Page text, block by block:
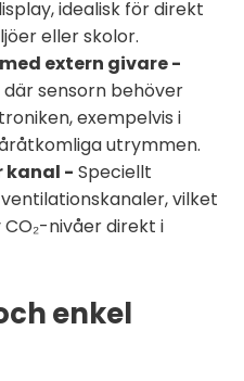
idealisk för direkt
eller skolor.
extern givare -
sensorn behöver
exempelvis i
utrymmen.
kanal - Speciellt
vilket
nivåer direkt i
enkel